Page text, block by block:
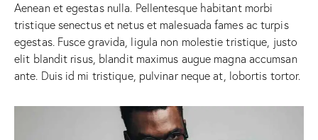
Aenean et egestas nulla. Pellentesque habitant morbi
tristique senectus et netus et malesuada fames ac turpis
egestas. Fusce gravida, ligula non molestie tristique, justo
elit blandit risus, blandit maximus augue magna accumsan
ante. Duis id mi tristique, pulvinar neque at, lobortis tortor.